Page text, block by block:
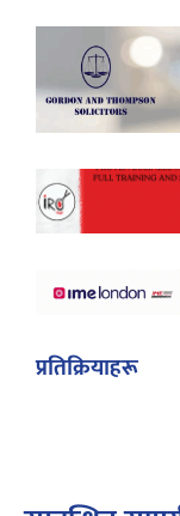
प्रतिक्रियाहरू